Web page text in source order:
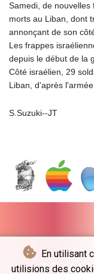
En utilisant
utilisions des
Samedi, de nouvelles
morts au Liban, dont
annonçant de son
Les frappes
depuis le début de la
Côté israélien, 29
Liban, d'après
S.Suzuki--JT
© The Japan